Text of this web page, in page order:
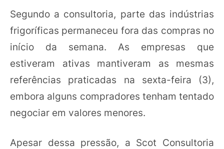
Segundo a consultoria, parte das indústrias
frigoríficas permaneceu fora das compras no
início da semana. As empresas que
estiveram ativas mantiveram as mesmas
referências praticadas na sexta-feira (3),
embora alguns compradores tenham tentado
negociar em valores menores.
Apesar dessa pressão, a Scot Consultoria